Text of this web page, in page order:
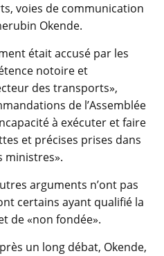
voies de communication
Okende.
était accusé par les
notoire et
des transports»,
de l’Assemblée
à exécuter et faire
et précises prises dans
ministres».
arguments n’ont pas
certains ayant qualifié la
de «non fondée».
un long débat, Okende,